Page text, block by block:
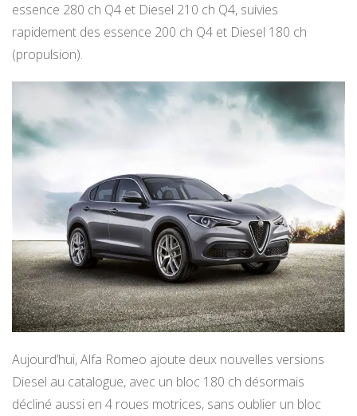
essence 280 ch Q4 et Diesel 210 ch Q4, suivies
rapidement des essence 200 ch Q4 et Diesel 180 ch
(propulsion).
Aujourd’hui, Alfa Romeo ajoute deux nouvelles versions
Diesel au catalogue, avec un bloc 180 ch désormais
décliné aussi en 4 roues motrices, sans oublier un bloc